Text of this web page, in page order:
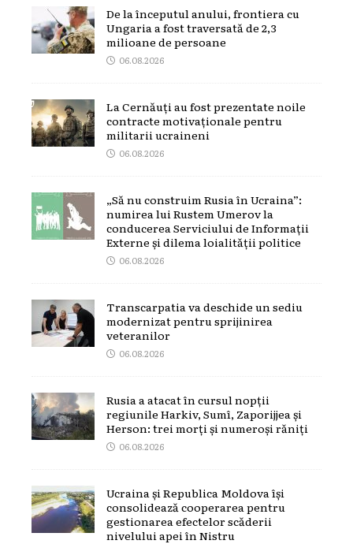
De la începutul anului, frontiera cu
Ungaria a fost traversată de 2,3
milioane de persoane
06.08.2026
La Cernăuți au fost prezentate noile
contracte motivaționale pentru
militarii ucraineni
06.08.2026
„Să nu construim Rusia în Ucraina”:
numirea lui Rustem Umerov la
conducerea Serviciului de Informații
Externe și dilema loialității politice
06.08.2026
Transcarpatia va deschide un sediu
modernizat pentru sprijinirea
veteranilor
06.08.2026
Rusia a atacat în cursul nopții
regiunile Harkiv, Sumî, Zaporijjea și
Herson: trei morți și numeroși răniți
06.08.2026
Ucraina și Republica Moldova își
consolidează cooperarea pentru
gestionarea efectelor scăderii
nivelului apei în Nistru